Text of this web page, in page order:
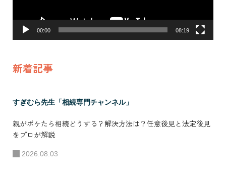
年 自身が行う相
自社だけでなく全
する相続コンサル
00:00 08:19
新着記事
すぎむら先生「相続専門チャンネル」
親がボケたら相続どうする？解決方法は？任意後見と法定後見
をプロが解説
2026.08.03